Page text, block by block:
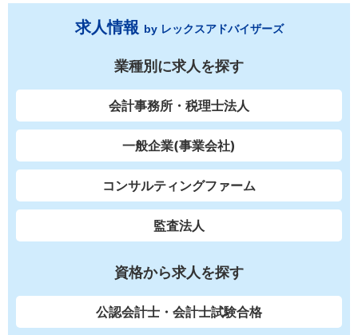
求人情報 by レックスアドバイザーズ
業種別に求人を探す
会計事務所・税理士法人
一般企業(事業会社)
コンサルティングファーム
監査法人
資格から求人を探す
公認会計士・会計士試験合格